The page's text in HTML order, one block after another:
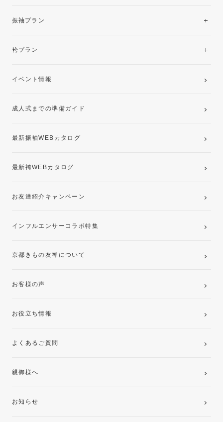
振袖プラン
レンタルプラン
袴プラン
卒業袴レンタルプラン
イベント情報
成人式までの準備ガイド
最新振袖WEBカタログ
最新袴WEBカタログ
お友達紹介キャンペーン
インフルエンサーコラボ特集
京都きもの友禅について
お客様の声
お役立ち情報
よくあるご質問
親御様へ
お知らせ